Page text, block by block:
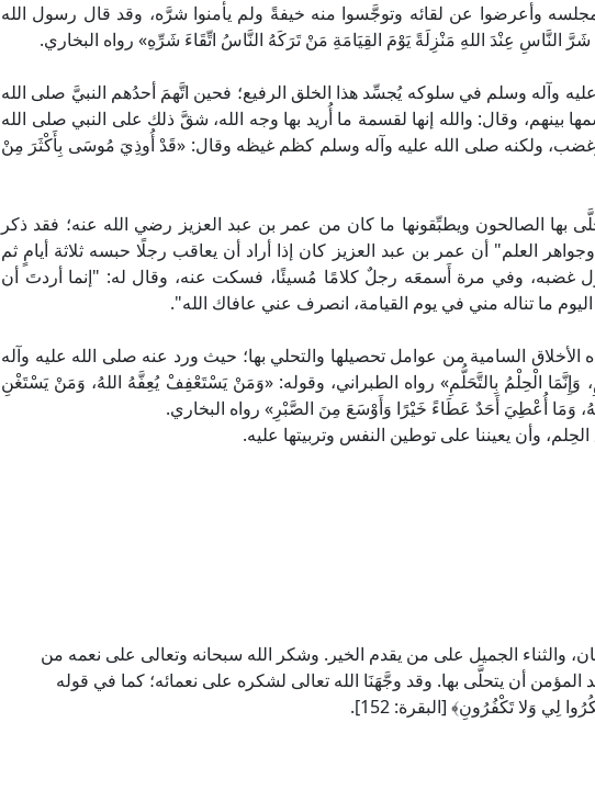
وأعرضوا عن لقائه وتوجَّسوا منه خيفةً ولم يأمنوا شرَّه، وقد قال رسول الله
النَّاسِ عِنْدَ اللهِ مَنْزِلَةً يَوْمَ القِيَامَةِ مَنْ تَرَكَهُ النَّاسُ اتِّقَاءَ شَرِّهِ» رواه البخاري.
وآله وسلم في سلوكه يُجسِّد هذا الخلق الرفيع؛ فحين اتَّهمَ أحدُهم النبيَّ صلى الله
وقال: والله إنها لقسمة ما أُريد بها وجه الله، شقَّ ذلك على النبي صلى الله
ولكنه صلى الله عليه وآله وسلم كظم غيظه وقال: «قَدْ أُوذِيَ مُوسَى بِأَكْثَرَ مِنْ
بها الصالحون ويطبِّقونها ما كان من عمر بن عبد العزيز رضي الله عنه؛ فقد ذكر
العلم" أن عمر بن عبد العزيز كان إذا أراد أن يعاقب رجلًا حبسه ثلاثة أيامٍ ثم
غضبه، وفي مرة أَسمعَه رجلٌ كلامًا مُسيئًا، فسكت عنه، وقال له: "إنما أردتَ أن
ما تناله مني في يوم القيامة، انصرف عني عافاك الله".
الأخلاق السامية من عوامل تحصيلها والتحلي بها؛ حيث ورد عنه صلى الله عليه وآله
وَإِنَّمَا الْحِلْمُ بِالتَّحَلُّمِ» رواه الطبراني، وقوله: «وَمَنْ يَسْتَعْفِفْ يُعِفَّهُ اللهُ، وَمَنْ يَسْتَغْنِ
وَمَا أُعْطِيَ أَحَدٌ عَطَاءً خَيْرًا وَأَوْسَعَ مِنَ الصَّبْرِ» رواه البخاري.
وأن يعيننا على توطين النفس وتربيتها عليه.
والثناء الجميل على من يقدم الخير. وشكر الله سبحانه وتعالى على نعمه من
المؤمن أن يتحلَّى بها. وقد وجَّهَنَا الله تعالى لشكره على نعمائه؛ كما في قوله
لِي وَلا تَكْفُرُونِ﴾ [البقرة: 152].